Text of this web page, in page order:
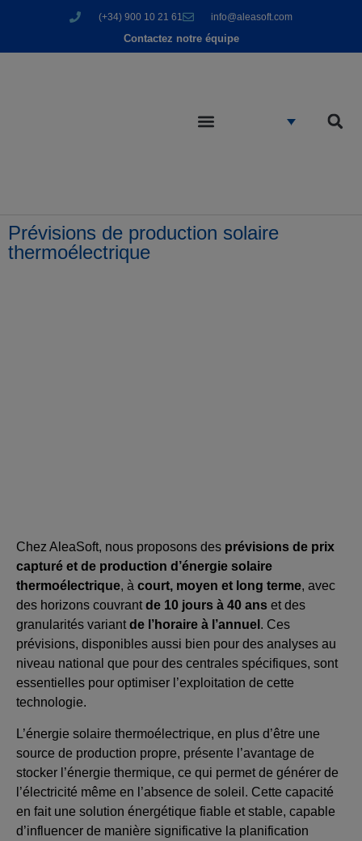
(+34) 900 10 21 61 info@aleasoft.com
Contactez notre équipe
Prévisions de production solaire
thermoélectrique
Chez AleaSoft, nous proposons des prévisions de prix
capturé et de production d’énergie solaire
thermoélectrique, à court, moyen et long terme, avec
des horizons couvrantde 10 jours à 40 ans et des
granularités variantde l’horaire à l’annuel . Ces
prévisions, disponibles aussi bien pour des analyses au
niveau national que pour des centrales spécifiques, sont
essentielles pour optimiser l’exploitation de cette
technologie.
L’énergie solaire thermoélectrique, en plus d’être une
source de production propre, présente l’avantage de
stocker l’énergie thermique, ce qui permet de générer de
l’électricité même en l’absence de soleil. Cette capacité
en fait une solution énergétique fiable et stable, capable
d’influencer de manière significative la planification